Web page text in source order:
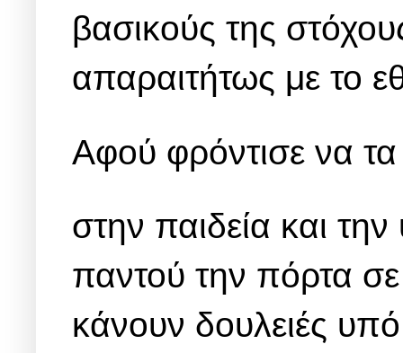
βασικούς της
απαραιτήτως με το
Αφού φρόντισε να
στην παιδεία και
παντού την πόρτα
κάνουν δουλειές